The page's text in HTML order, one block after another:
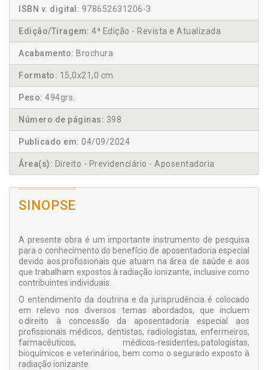
ISBN v. digital: 978652631206-3
Edição/Tiragem: 4ª Edição - Revista e Atualizada
Acabamento: Brochura
Formato: 15,0x21,0 cm
Peso: 494grs.
Número de páginas: 398
Publicado em: 04/09/2024
Área(s): Direito - Previdenciário - Aposentadoria
SINOPSE
A presente obra é um importante instrumento de pesquisa
para o conhecimento do benefício de aposentadoria especial
devido aos profissionais que atuam na área de saúde e aos
que trabalham expostos à radiação ionizante, inclusive como
contribuintes individuais.
O entendimento da doutrina e da jurisprudência é colocado
em relevo nos diversos temas abordados, que incluem
o direito à concessão da aposentadoria especial aos
profissionais médicos, dentistas, radiologistas, enfermeiros,
farmacêuticos, médicos-residentes, patologistas,
bioquímicos e veterinários, bem como o segurado exposto à
radiação ionizante.